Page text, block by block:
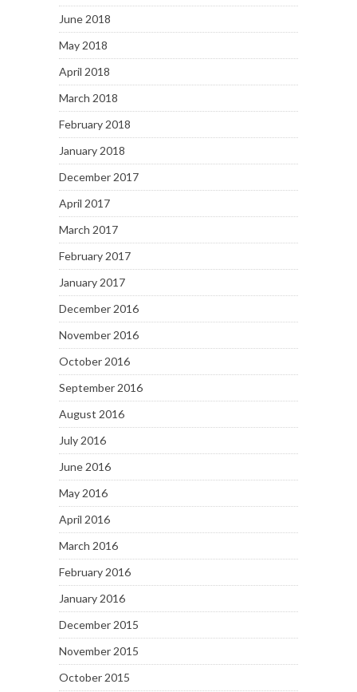
June 2018
May 2018
April 2018
March 2018
February 2018
January 2018
December 2017
April 2017
March 2017
February 2017
January 2017
December 2016
November 2016
October 2016
September 2016
August 2016
July 2016
June 2016
May 2016
April 2016
March 2016
February 2016
January 2016
December 2015
November 2015
October 2015